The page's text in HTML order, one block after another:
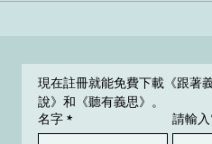
現在註冊就能免費下載《跟著
說》和《聽有義思》。
名字 * 請輸